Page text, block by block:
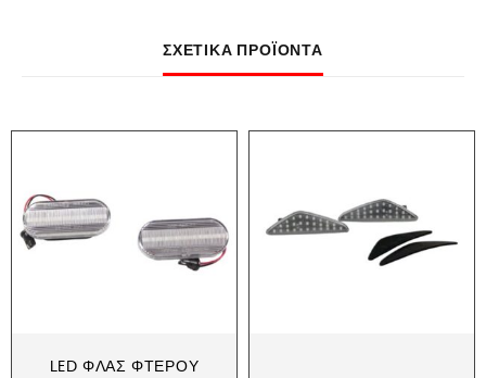
ΣΧΕΤΙΚΆ ΠΡΟΪΌΝΤΑ
LED ΦΛΑΣ ΦΤΕΡΟΎ